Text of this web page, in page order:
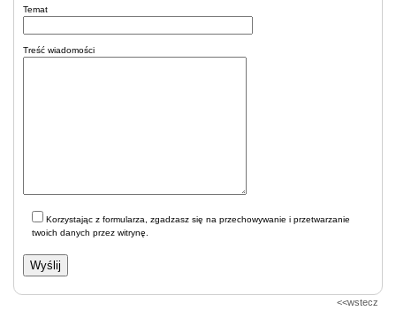
Temat
Treść wiadomości
Korzystając z formularza, zgadzasz się na przechowywanie i przetwarzanie
twoich danych przez witrynę.
<<wstecz